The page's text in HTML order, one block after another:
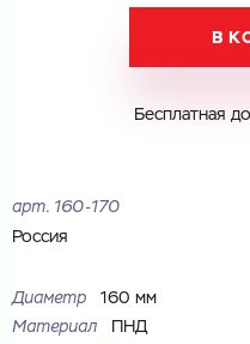
Имя
Запросить Счёт
В
Бесплатная
арт. 160-170
Россия
Диаметр
160 мм
Материал
ПНД